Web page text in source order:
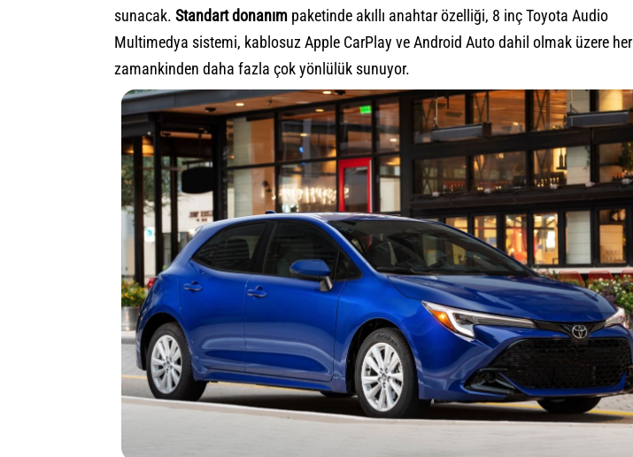
sunacak. Standartdonanım paketinde akıllı anahtar özelliği, 8 inç Toyota Audio
Multimedya sistemi, kablosuz Apple CarPlay ve Android Auto dahil olmak üzere her
zamankinden daha fazla çok yönlülük sunuyor.